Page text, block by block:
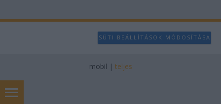
SÜTI BEÁLLÍTÁSOK MÓDOSÍTÁSA
mobil | teljes